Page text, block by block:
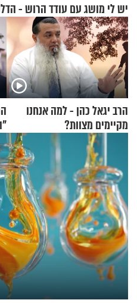
יש לי מושג עם עודד הרוש -
הרב יגאל כהן - למה אנחנו
מקיימים מצוות?